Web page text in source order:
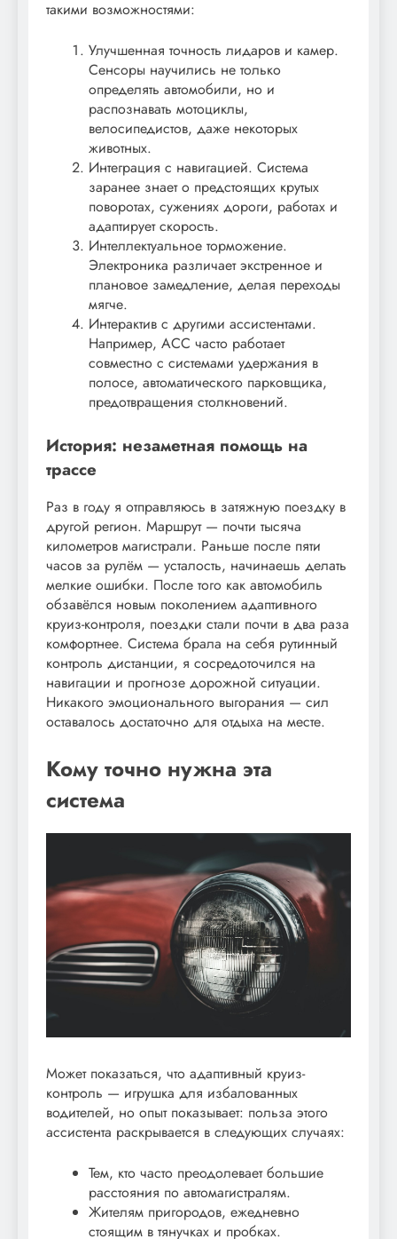
такими возможностями:
Улучшенная точность лидаров и камер.
Сенсоры научились не только
определять автомобили, но и
распознавать мотоциклы,
велосипедистов, даже некоторых
животных.
Интеграция с навигацией. Система
заранее знает о предстоящих крутых
поворотах, сужениях дороги, работах и
адаптирует скорость.
Интеллектуальное торможение.
Электроника различает экстренное и
плановое замедление, делая переходы
мягче.
Интерактив с другими ассистентами.
Например, ACC часто работает
совместно с системами удержания в
полосе, автоматического парковщика,
предотвращения столкновений.
История: незаметная помощь на
трассе
Раз в году я отправляюсь в затяжную поездку в
другой регион. Маршрут — почти тысяча
километров магистрали. Раньше после пяти
часов за рулём — усталость, начинаешь делать
мелкие ошибки. После того как автомобиль
обзавёлся новым поколением адаптивного
круиз-контроля, поездки стали почти в два раза
комфортнее. Система брала на себя рутинный
контроль дистанции, я сосредоточился на
навигации и прогнозе дорожной ситуации.
Никакого эмоционального выгорания — сил
оставалось достаточно для отдыха на месте.
Кому точно нужна эта
система
Может показаться, что адаптивный круиз-
контроль — игрушка для избалованных
водителей, но опыт показывает: польза этого
ассистента раскрывается в следующих случаях:
Тем, кто часто преодолевает большие
расстояния по автомагистралям.
Жителям пригородов, ежедневно
стоящим в тянучках и пробках.